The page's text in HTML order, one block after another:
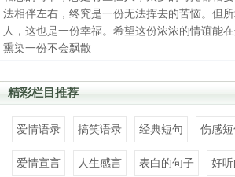
法相伴左右，终究是一份无法挥去的苦恼。但
人，这也是一份幸福。希望这份浓浓的情谊能
熏染一份不会飘散
精彩栏目推荐
爱情语录 搞笑语录 经典短句 伤感短
爱情宣言 人生感言 表白的句子 好